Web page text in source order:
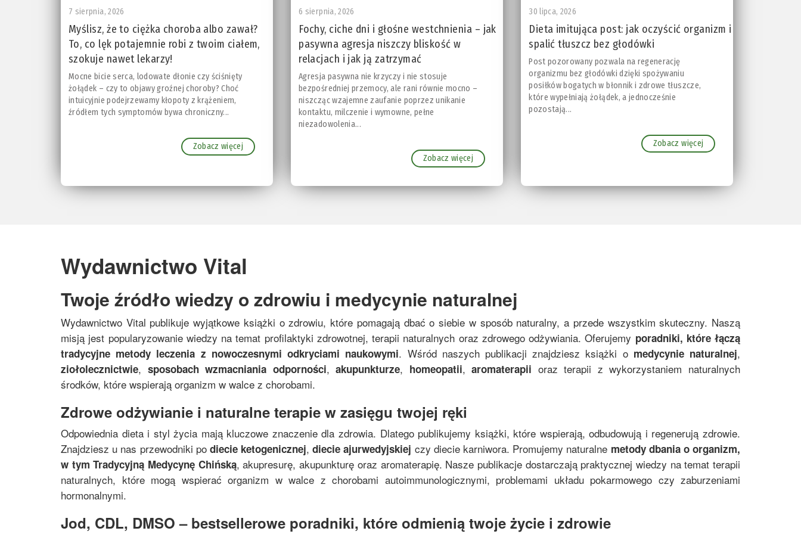
7 sierpnia, 2026
Myślisz, że to ciężka choroba albo zawał?
To, co lęk potajemnie robi z twoim ciałem,
szokuje nawet lekarzy!
Mocne bicie serca, lodowate dłonie czy ściśnięty
żołądek – czy to objawy groźnej choroby? Choć
intuicyjnie podejrzewamy kłopoty z krążeniem,
źródłem tych symptomów bywa chroniczny...
Zobacz więcej
6 sierpnia, 2026
Fochy, ciche dni i głośne westchnienia – jak
pasywna agresja niszczy bliskość w
relacjach i jak ją zatrzymać
Agresja pasywna nie krzyczy i nie stosuje
bezpośredniej przemocy, ale rani równie mocno –
niszcząc wzajemne zaufanie poprzez unikanie
kontaktu, milczenie i wymowne, pełne
niezadowolenia...
Zobacz więcej
30 lipca, 2026
Dieta imitująca post: jak oczyścić organizm i
spalić tłuszcz bez głodówki
Post pozorowany pozwala na regenerację
organizmu bez głodówki dzięki spożywaniu
posiłków bogatych w błonnik i zdrowe tłuszcze,
które wypełniają żołądek, a jednocześnie
pozostają...
Zobacz więcej
Wydawnictwo Vital
Twoje źródło wiedzy o zdrowiu i medycynie naturalnej
Wydawnictwo Vital publikuje wyjątkowe książki o zdrowiu, które pomagają dbać o siebie w sposób naturalny, a przede wszystkim skuteczny. Naszą
misją jest popularyzowanie wiedzy na temat profilaktyki zdrowotnej, terapii naturalnych oraz zdrowego odżywiania. Oferujemy poradniki, które łączą
tradycyjne metody leczenia z nowoczesnymi odkryciami naukowymi. Wśród naszych publikacji znajdziesz książki o medycynie naturalnej,
ziołolecznictwie, sposobach wzmacniania odporności,akupunkturze, homeopatii,aromaterapii oraz terapii z wykorzystaniem naturalnych
środków, które wspierają organizm w walce z chorobami.
Zdrowe odżywianie i naturalne terapie w zasięgu twojej ręki
Odpowiednia dieta i styl życia mają kluczowe znaczenie dla zdrowia. Dlatego publikujemy książki, które wspierają, odbudowują i regenerują zdrowie.
Znajdziesz u nas przewodniki po diecie ketogenicznej,diecie ajurwedyjskiej czy diecie karniwora. Promujemy naturalne metody dbania o organizm,
w tymTradycyjną Medycynę Chińską, akupresurę, akupunkturę oraz aromaterapię. Nasze publikacje dostarczają praktycznej wiedzy na temat terapii
naturalnych, które mogą wspierać organizm w walce z chorobami autoimmunologicznymi, problemami układu pokarmowego czy zaburzeniami
hormonalnymi.
Jod, CDL, DMSO – bestsellerowe poradniki, które odmienią twoje życie i zdrowie